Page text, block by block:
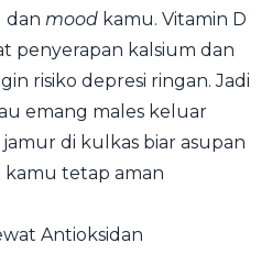
dan mood kamu. Vitamin D
penyerapan kalsium dan
risiko depresi ringan. Jadi
emang males keluar
di kulkas biar asupan
kamu tetap aman
Antioksidan